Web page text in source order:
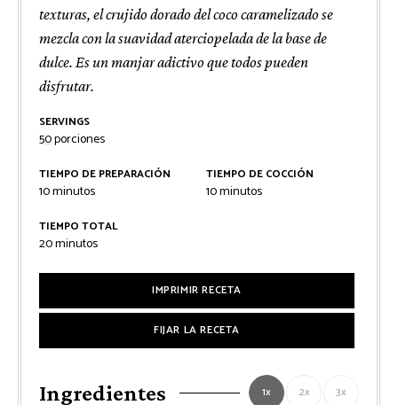
texturas, el crujido dorado del coco caramelizado se
mezcla con la suavidad aterciopelada de la base de
dulce. Es un manjar adictivo que todos pueden
disfrutar.
SERVINGS
50porciones
TIEMPO DE PREPARACIÓN
10minutos
minutos
TIEMPO DE COCCIÓN
10minutos
minutos
TIEMPO TOTAL
20minutos
minutos
IMPRIMIR RECETA
FIJAR LA RECETA
Ingredientes 1x 2x 3x